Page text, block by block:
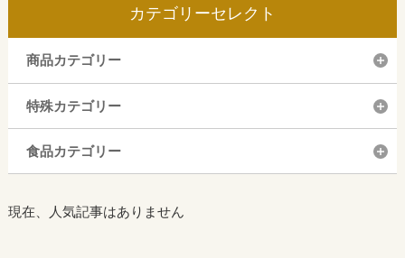
カテゴリーセレクト
商品カテゴリー
特殊カテゴリー
食品カテゴリー
現在、人気記事はありません